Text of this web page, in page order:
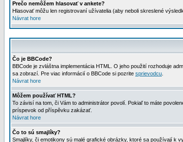
Prečo nemôžem hlasovať v ankete?
Hlasovať môžu len registrovaní užívatelia (aby neboli skreslené
Návrat hore
Čo je BBCode?
BBCode je zvláštna implementácia HTML. O jeho použití rozhoduje
sa zobrazí. Pre viac informácií o BBCode si pozrite sprievodcu
Návrat hore
Môžem používať HTML?
To závisí na tom, či Vám to administrátor povolí. Pokiaľ to máte
príspevok od příspěvku zakázať.
Návrat hore
Čo to sú smajlíky?
Smajlíky, či emotikony sú malé grafické obrázky, ktoré sa používají k